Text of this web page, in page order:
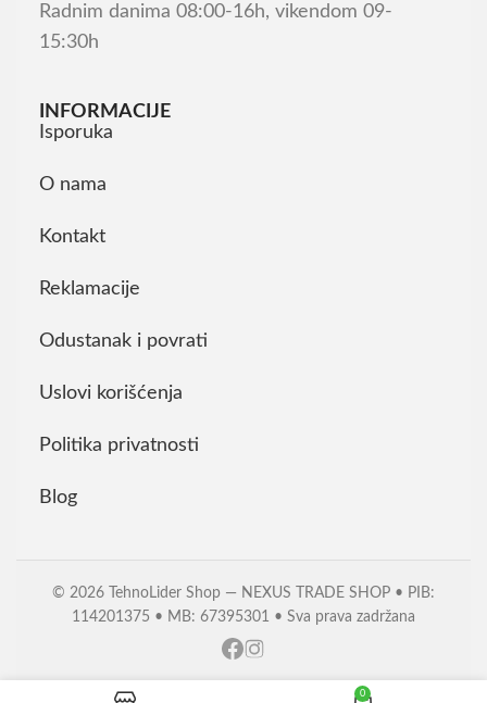
Radnim danima 08:00-16h, vikendom 09-
15:30h
INFORMACIJE
Isporuka
O nama
Kontakt
Reklamacije
Odustanak i povrati
Uslovi korišćenja
Politika privatnosti
Blog
© 2026 TehnoLider Shop — NEXUS TRADE SHOP • PIB:
114201375 • MB: 67395301 • Sva prava zadržana
0